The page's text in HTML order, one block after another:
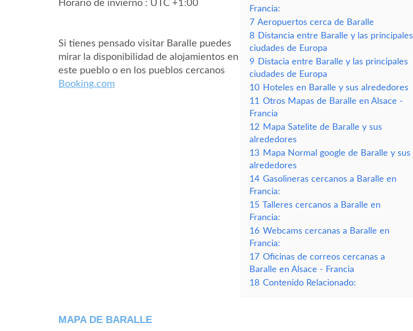
Horario de invierno : UTC +1:00
Si tienes pensado visitar Baralle puedes
mirar la disponibilidad de alojamientos en
este pueblo o en los pueblos cercanos
Booking.com
Francia:
7 Aeropuertos cerca de Baralle
8 Distancia entre Baralle y las principales
ciudades de Europa
9 Distacia entre Baralle y las principales
ciudades de Europa
10 Hoteles en Baralle y sus alrededores
11 Otros Mapas de Baralle en Alsace -
Francia
12 Mapa Satelite de Baralle y sus
alrededores
13 Mapa Normal google de Baralle y sus
alrededores
14 Gasolineras cercanos a Baralle en
Francia:
15 Talleres cercanos a Baralle en
Francia:
16 Webcams cercanas a Baralle en
Francia:
17 Oficinas de correos cercanas a
Baralle en Alsace - Francia
18 Contenido Relacionado:
MAPA DE BARALLE